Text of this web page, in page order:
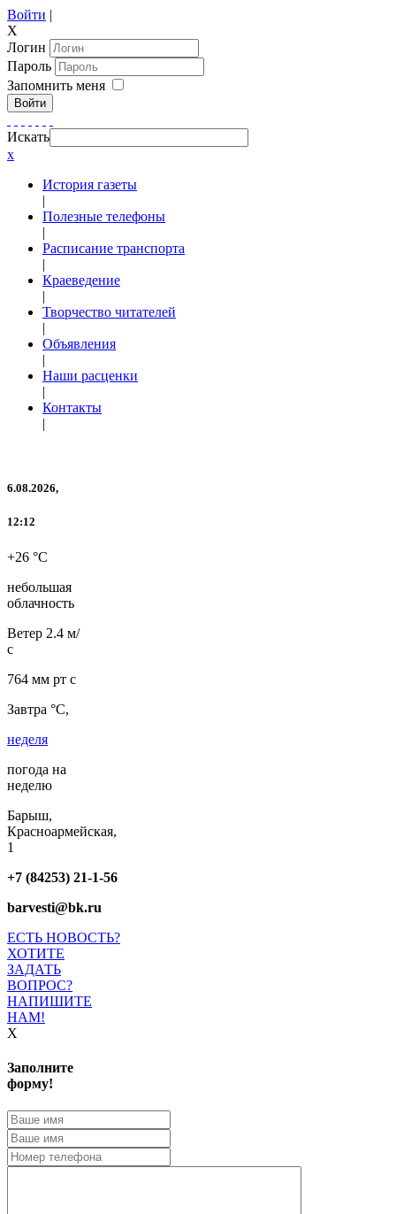
Войти |
X
Логин
Пароль
Запомнить меня
Войти
Искать
x
История газеты
|
Полезные телефоны
|
Расписание транспорта
|
Краеведение
|
Творчество читателей
|
Объявления
|
Наши расценки
|
Контакты
|
6.08.2026,
12:12
+26 °C
небольшая
облачность
Ветер 2.4 м/
с
764 мм рт с
Завтра °C,
неделя
погода на
неделю
Барыш,
Красноармейская,
1
+7 (84253) 21-1-56
barvesti@bk.ru
ЕСТЬ НОВОСТЬ?
ХОТИТЕ
ЗАДАТЬ
ВОПРОС?
НАПИШИТЕ
НАМ!
X
Заполните
форму!